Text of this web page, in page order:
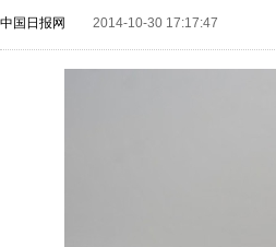
中国日报网 2014-10-30 17:17:47